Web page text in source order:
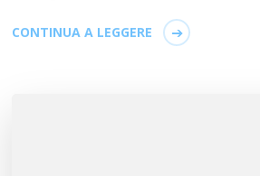
CONTINUA A LEGGERE